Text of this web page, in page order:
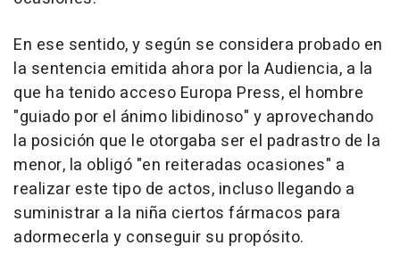
En ese sentido, y según se considera probado en
la sentencia emitida ahora por la Audiencia, a la
que ha tenido acceso Europa Press, el hombre
"guiado por el ánimo libidinoso" y aprovechando
la posición que le otorgaba ser el padrastro de la
menor, la obligó "en reiteradas ocasiones" a
realizar este tipo de actos, incluso llegando a
suministrar a la niña ciertos fármacos para
adormecerla y conseguir su propósito.